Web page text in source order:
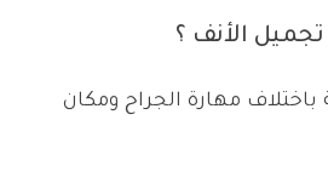
الأنف ؟
باختلاف مهارة الجراح ومكان